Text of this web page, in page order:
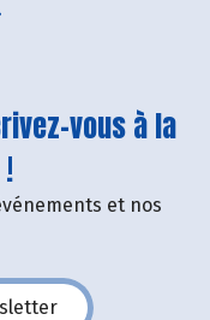
vous à la
et nos